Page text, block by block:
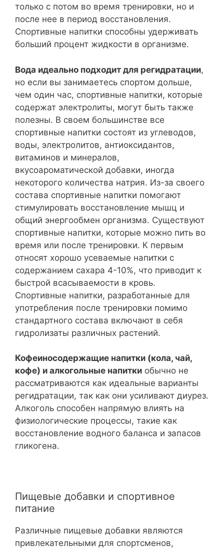
только с потом во время тренировки, но и
после нее в период восстановления.
Спортивные напитки способны удерживать
больший процент жидкости в организме.
Вода идеально подходит для регидратации,
но если вы занимаетесь спортом дольше,
чем один час, спортивные напитки, которые
содержат электролиты, могут быть также
полезны. В своем большинстве все
спортивные напитки состоят из углеводов,
воды, электролитов, антиоксидантов,
витаминов и минералов,
вкусоароматической добавки, иногда
некоторого количества натрия. Из-за своего
состава спортивные напитки помогают
стимулировать восстановление мышц и
общий энергообмен организма. Существуют
спортивные напитки, которые можно пить во
время или после тренировки. К первым
относят хорошо усеваемые напитки с
содержанием сахара 4-10%, что приводит к
быстрой всасываемости в кровь.
Спортивные напитки, разработанные для
употребления после тренировки помимо
стандартного состава включают в себя
гидролизаты различных растений.
Кофеиносодержащие напитки (кола, чай,
кофе) и алкогольные напитки обычно не
рассматриваются как идеальные варианты
регидратации, так как они усиливают диурез.
Алкоголь способен напрямую влиять на
физиологические процессы, такие как
восстановление водного баланса и запасов
гликогена.
Пищевые добавки и спортивное
питание
Различные пищевые добавки являются
привлекательными для спортсменов,